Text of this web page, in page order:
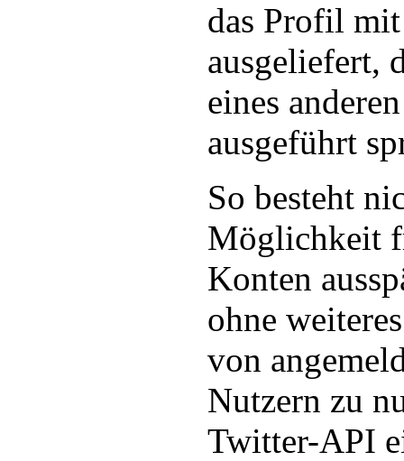
das Profil
ausgeliefert,
eines
ausgeführt
So besteht
Möglichkeit
Konten
ohne
von
Nutzern zu
Twitter-API